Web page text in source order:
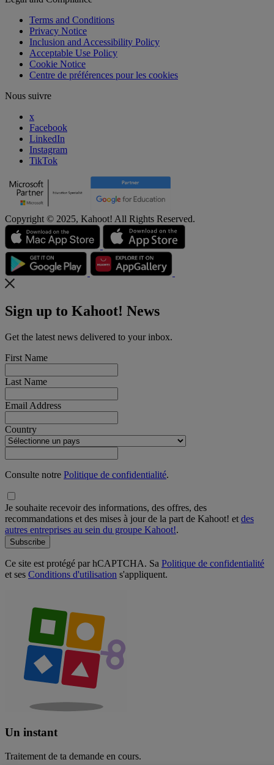
Terms and Conditions
Privacy Notice
Inclusion and Accessibility Policy
Acceptable Use Policy
Cookie Notice
Centre de préférences pour les cookies
Nous suivre
x
Facebook
LinkedIn
Instagram
TikTok
Copyright © 2025, Kahoot! All Rights Reserved.
Sign up to Kahoot! News
Get the latest news delivered to your inbox.
First Name
Last Name
Email Address
Country
Consulte notre Politique de confidentialité.
Je souhaite recevoir des informations, des offres, des
recommandations et des mises à jour de la part de Kahoot! et des
autres entreprises au sein du groupe Kahoot!.
Subscribe
Ce site est protégé par hCAPTCHA. Sa Politique de confidentialité
et ses Conditions d'utilisation s'appliquent.
Un instant
Traitement de ta demande en cours.